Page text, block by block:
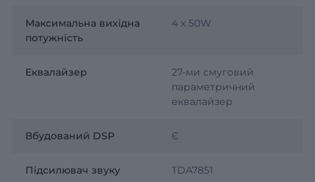
Максимальна вихідна
потужність
4 x 50W
Еквалайзер
27-ми смуговий
параметричний
еквалайзер
Вбудований DSP Є
Підсилювач звуку TDA7851